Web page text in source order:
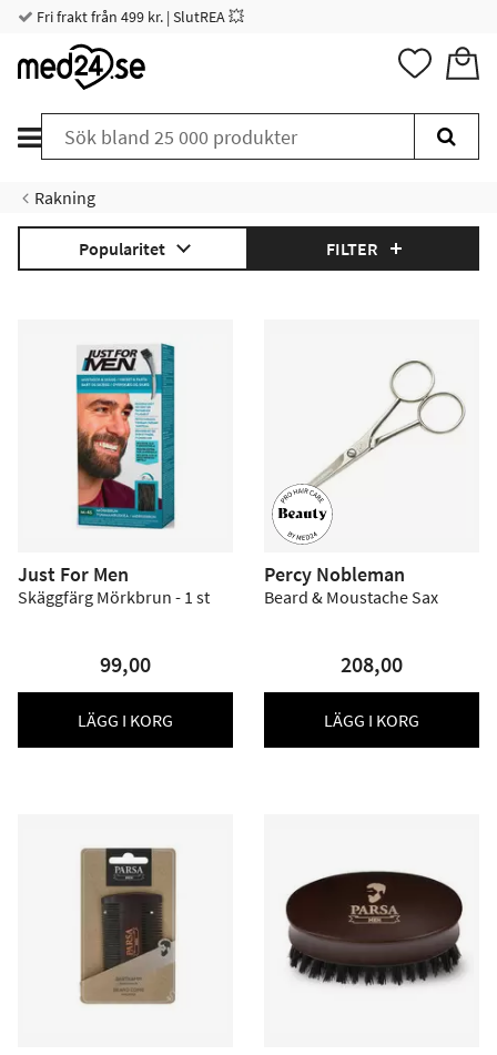
Fri frakt från 499 kr. | SlutREA 💥
Rakning
Popularitet FILTER
Just For Men
Skäggfärg Mörkbrun - 1 st
99,00
LÄGG I KORG
Percy Nobleman
Beard & Moustache Sax
208,00
LÄGG I KORG